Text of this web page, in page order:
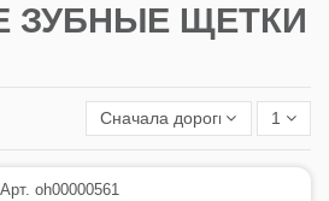
ЗУБНЫЕ ЩЕТКИ
Сначала дорогие 1
Арт. oh00000561